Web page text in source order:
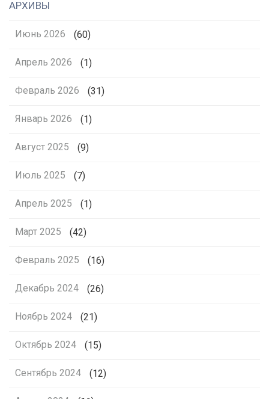
АРХИВЫ
Июнь 2026 (60)
Апрель 2026 (1)
Февраль 2026 (31)
Январь 2026 (1)
Август 2025 (9)
Июль 2025 (7)
Апрель 2025 (1)
Март 2025 (42)
Февраль 2025 (16)
Декабрь 2024 (26)
Ноябрь 2024 (21)
Октябрь 2024 (15)
Сентябрь 2024 (12)